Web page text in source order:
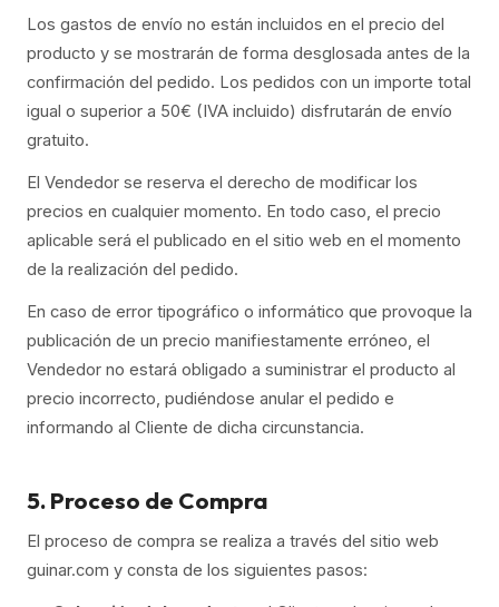
Los gastos de envío no están incluidos en el precio del
producto y se mostrarán de forma desglosada antes de la
confirmación del pedido. Los pedidos con un importe total
igual o superior a 50€ (IVA incluido) disfrutarán de envío
gratuito.
El Vendedor se reserva el derecho de modificar los
precios en cualquier momento. En todo caso, el precio
aplicable será el publicado en el sitio web en el momento
de la realización del pedido.
En caso de error tipográfico o informático que provoque la
publicación de un precio manifiestamente erróneo, el
Vendedor no estará obligado a suministrar el producto al
precio incorrecto, pudiéndose anular el pedido e
informando al Cliente de dicha circunstancia.
5. Proceso de Compra
El proceso de compra se realiza a través del sitio web
guinar.com y consta de los siguientes pasos: